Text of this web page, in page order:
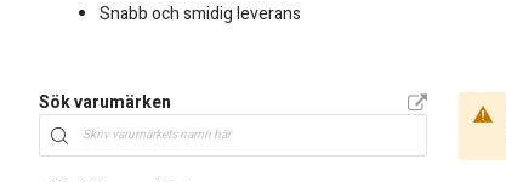
Snabb och smidig leverans
Sök varumärken